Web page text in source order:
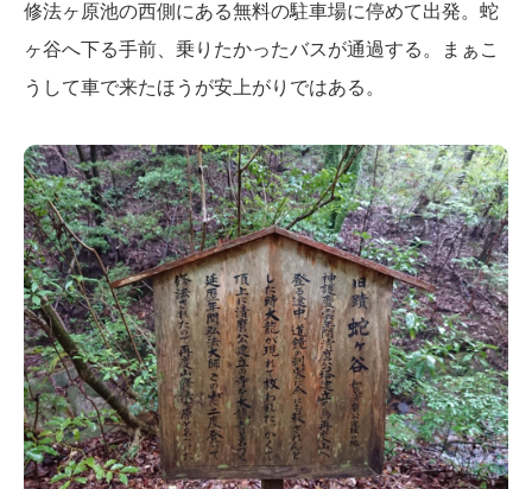
修法ヶ原池の西側にある無料の駐車場に停めて出発。蛇
ヶ谷へ下る手前、乗りたかったバスが通過する。まぁこ
うして車で来たほうが安上がりではある。